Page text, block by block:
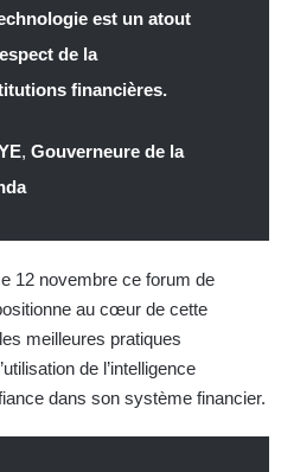
est un atout
de la
financières.
, Gouverneure de la
12 novembre ce forum de
au cœur de cette
meilleures pratiques
de l’intelligence
dans son système financier.